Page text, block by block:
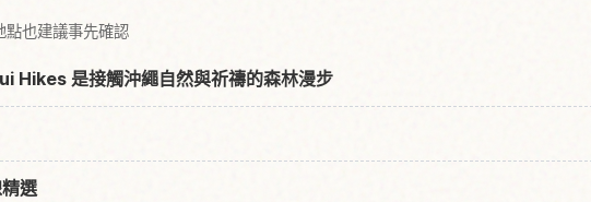
點也建議事先確認
Hikes 是接觸沖繩自然與祈禱的森林漫步
選